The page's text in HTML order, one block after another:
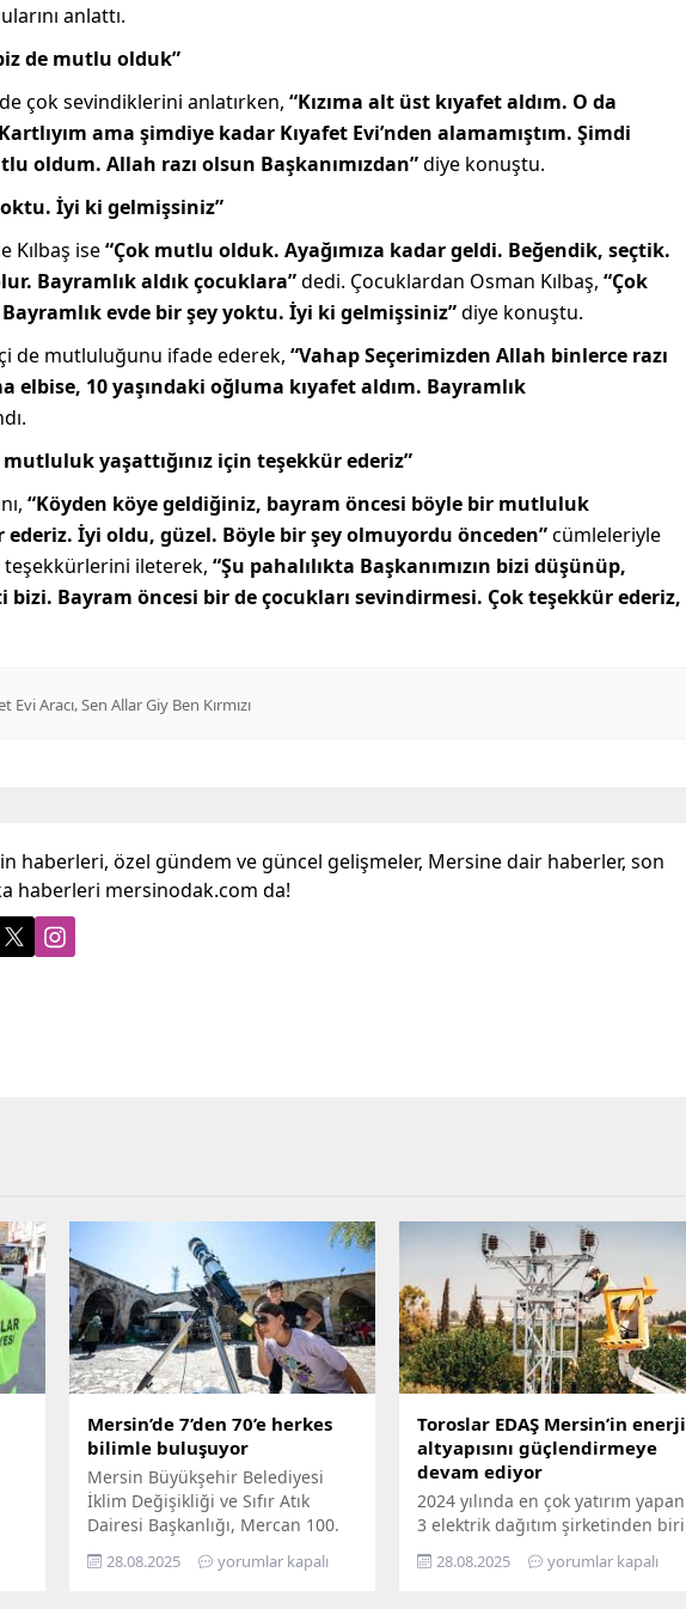
anlattı.
de mutlu olduk”
çok sevindiklerini anlatırken, “Kızıma alt üst kıyafet aldım. O da
ama şimdiye kadar Kıyafet Evi’nden alamamıştım. Şimdi
oldum. Allah razı olsun Başkanımızdan”diye konuştu.
İyi ki gelmişsiniz”
Kılbaş ise“Çok mutlu olduk. Ayağımıza kadar geldi. Beğendik, seçtik.
Bayramlık aldık çocuklara”dedi. Çocuklardan Osman Kılbaş, “Çok
evde bir şey yoktu. İyi ki gelmişsiniz”diye konuştu.
de mutluluğunu ifade ederek, “Vahap Seçerimizden Allah binlerce razı
elbise, 10 yaşındaki oğluma kıyafet aldım. Bayramlık
yaşattığınız için teşekkür ederiz”
“Köyden köye geldiğiniz, bayram öncesi böyle bir mutluluk
ederiz. İyi oldu, güzel. Böyle bir şey olmuyordu önceden”cümleleriyle
ileterek, “Şu pahalılıkta Başkanımızın bizi düşünüp,
Bayram öncesi bir de çocukları sevindirmesi. Çok teşekkür ederiz,
Evi Aracı,Sen Allar Giy Ben Kırmızı
haberleri, özel gündem ve güncel gelişmeler, Mersine dair haberler, son
haberleri mersinodak.com da!
Mersin’de 7’den 70’e herkes
bilimle buluşuyor
Mersin Büyükşehir Belediyesi
İklim Değişikliği ve Sıfır Atık
Dairesi Başkanlığı, Mercan 100.
Yıl İklim ve Çevre Bilim Merkezi’ni
ziyaret edemeyenler için bilimi
28.08.2025 yorumlar kapalı
Toroslar EDAŞ Mersin’in enerji
altyapısını güçlendirmeye
devam ediyor
2024 yılında en çok yatırım yapan
3 elektrik dağıtım şirketinden biri
olan Toroslar EDAŞ, 2025 yılının
ilk 6 ayında Türkiye’nin en
28.08.2025 yorumlar kapalı